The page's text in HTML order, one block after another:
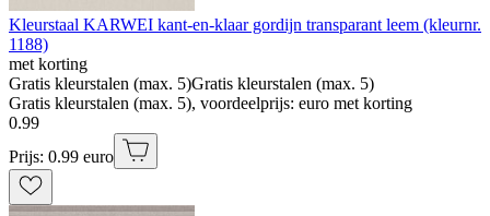
Kleurstaal KARWEI kant-en-klaar gordijn transparant leem (kleurnr.
1188)
met korting
Gratis kleurstalen (max. 5)Gratis kleurstalen (max. 5)
Gratis kleurstalen (max. 5), voordeelprijs: euro met korting
0.99
Prijs: 0.99 euro